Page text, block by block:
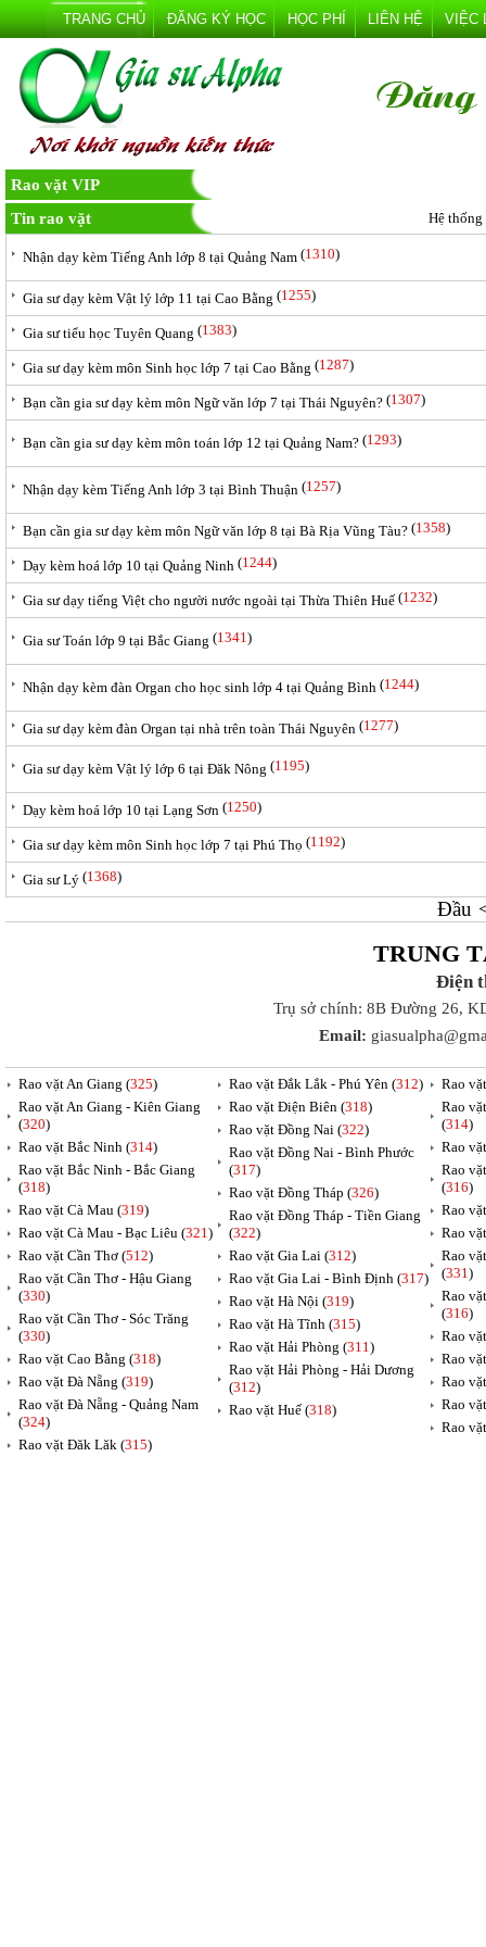
TRANG CHỦ ĐĂNG KÝ HỌC HỌC PHÍ LIÊN HỆ VIỆC
Rao vặt VIP
Tin rao vặt
Hệ
Nhận dạy kèm Tiếng Anh lớp 8 tại Quảng Nam (1310)
Gia sư dạy kèm Vật lý lớp 11 tại Cao Bằng (1255)
Gia sư tiểu học Tuyên Quang (1383)
Gia sư dạy kèm môn Sinh học lớp 7 tại Cao Bằng (1287)
Bạn cần gia sư dạy kèm môn Ngữ văn lớp 7 tại Thái Nguyên? (1307)
Bạn cần gia sư dạy kèm môn toán lớp 12 tại Quảng Nam? (1293)
Nhận dạy kèm Tiếng Anh lớp 3 tại Bình Thuận (1257)
Bạn cần gia sư dạy kèm môn Ngữ văn lớp 8 tại Bà Rịa Vũng Tàu? (1358)
Dạy kèm hoá lớp 10 tại Quảng Ninh (1244)
Gia sư dạy tiếng Việt cho người nước ngoài tại Thừa Thiên Huế (1232)
Gia sư Toán lớp 9 tại Bắc Giang (1341)
Nhận dạy kèm đàn Organ cho học sinh lớp 4 tại Quảng Bình (1244)
Gia sư dạy kèm đàn Organ tại nhà trên toàn Thái Nguyên (1277)
Gia sư dạy kèm Vật lý lớp 6 tại Đăk Nông (1195)
Dạy kèm hoá lớp 10 tại Lạng Sơn (1250)
Gia sư dạy kèm môn Sinh học lớp 7 tại Phú Thọ (1192)
Gia sư Lý (1368)
Đầu
TRUNG
Điện
Trụ sở chính: 8B Đường 26,
Email:
Rao vặt An Giang (325)
Rao vặt An Giang - Kiên Giang
(320)
Rao vặt Bắc Ninh (314)
Rao vặt Bắc Ninh - Bắc Giang
(318)
Rao vặt Cà Mau (319)
Rao vặt Cà Mau - Bạc Liêu (321)
Rao vặt Cần Thơ (512)
Rao vặt Cần Thơ - Hậu Giang
(330)
Rao vặt Cần Thơ - Sóc Trăng
(330)
Rao vặt Cao Bằng (318)
Rao vặt Đà Nẵng (319)
Rao vặt Đà Nẵng - Quảng Nam
(324)
Rao vặt Đăk Lăk (315)
Rao vặt Đắk Lắk - Phú Yên (312)
Rao vặt Điện Biên (318)
Rao vặt Đồng Nai (322)
Rao vặt Đồng Nai - Bình Phước
(317)
Rao vặt Đồng Tháp (326)
Rao vặt Đồng Tháp - Tiền Giang
(322)
Rao vặt Gia Lai (312)
Rao vặt Gia Lai - Bình Định (317)
Rao vặt Hà Nội (319)
Rao vặt Hà Tĩnh (315)
Rao vặt Hải Phòng (311)
Rao vặt Hải Phòng - Hải Dương
(312)
Rao vặt Huế (318)
Rao
Rao
(314)
Rao
Rao
(316)
Rao
Rao
Rao
(331)
Rao
(316)
Rao
Rao
Rao
Rao
Rao